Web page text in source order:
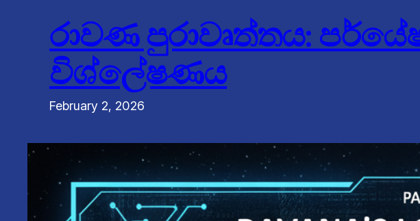
රාවණ පුරාවෘත්තය:
විශ්ලේෂණය
February 2, 2026